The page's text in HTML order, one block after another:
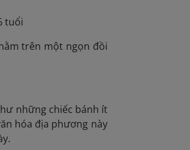
tuổi
trên một ngọn đồi
những chiếc bánh ít
hóa địa phương này